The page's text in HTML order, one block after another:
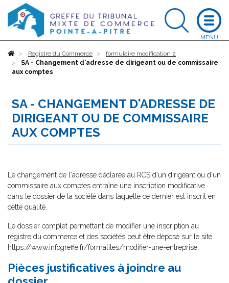
AccueilRegistre du Commerce
formulaire modification 2
SA - Changement d'adresse de dirigeant ou de commissaire
aux comptes
SA - CHANGEMENT D'ADRESSE DE
DIRIGEANT OU DE COMMISSAIRE
AUX COMPTES
Le changement de l'adresse déclarée au RCS d'un dirigeant ou d'un
commissaire aux comptes entraîne une inscription modificative
dans le dossier de la société dans laquelle ce dernier est inscrit en
cette qualité.
Le dossier complet permettant de modifier une inscription au
registre du commerce et des sociétés peut être déposé sur le site
https://www.infogreffe.fr/formalites/modifier-une-entreprise
Pièces justificatives à joindre au